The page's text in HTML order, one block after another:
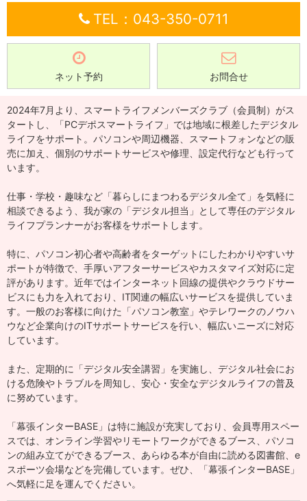
TEL：043-350-0711
ネット予約 お問合せ
2024年7月より、スマートライフメンバーズクラブ（会員制）がス
タートし、「PCデポスマートライフ」では地域に根差したデジタル
ライフをサポート。パソコンや周辺機器、スマートフォンなどの販
売に加え、個別のサポートサービスや修理、設定代行なども行って
います。
仕事・学校・趣味など「暮らしにまつわるデジタル全て」を気軽に
相談できるよう、我が家の「デジタル担当」として専任のデジタル
ライフプランナーがお客様をサポートします。
特に、パソコン初心者や高齢者をターゲットにしたわかりやすいサ
ポートが特徴で、手厚いアフターサービスやカスタマイズ対応に定
評があります。近年ではインターネット回線の提供やクラウドサー
ビスにも力を入れており、IT関連の幅広いサービスを提供していま
す。一般のお客様に向けた「パソコン教室」やテレワークのノウハ
ウなど企業向けのITサポートサービスを行い、幅広いニーズに対応
しています。
また、定期的に「デジタル安全講習」を実施し、デジタル社会にお
ける危険やトラブルを周知し、安心・安全なデジタルライフの普及
に努めています。
「幕張インターBASE」は特に施設が充実しており、会員専用スペー
スでは、オンライン学習やリモートワークができるブース、パソコ
ンの組み立てができるブース、あらゆる本が自由に読める図書館、e
スポーツ会場などを完備しています。ぜひ、「幕張インターBASE」
へ気軽に足を運んでください。